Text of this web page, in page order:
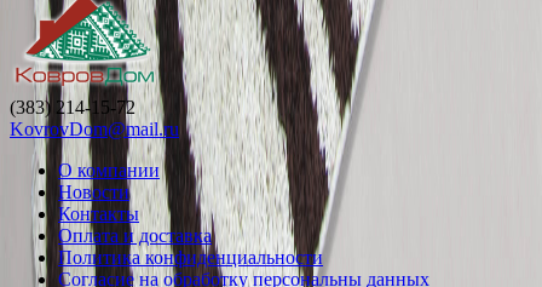
(383) 214-15-72
KovrovDom@mail.ru
О компании
Новости
Контакты
Оплата и доставка
Политика конфиденциальности
Согласие на обработку персональны данных